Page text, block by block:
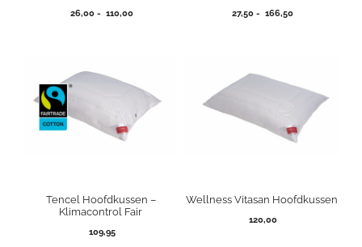
26,00 - 110,00Prijsklasse:
27,50 - 166,50Prijsklasse:
Tencel Hoofdkussen –
Klimacontrol Fair
109,95
Wellness Vitasan Hoofdkussen
120,00